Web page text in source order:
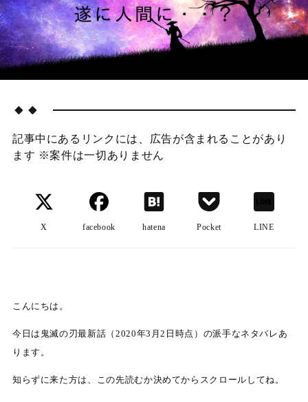
🔸🔸
記事中にあるリンクには、広告が含まれることがあり
ます ※案件は一切ありません
X facebook hatena Pocket LINE
こんにちは。
今日は鬼滅の刃最新話（2020年3月2日時点）の派手なネタバレあ
ります。
知らずに来た方は、この先読むか決めてからスクロールしてね。